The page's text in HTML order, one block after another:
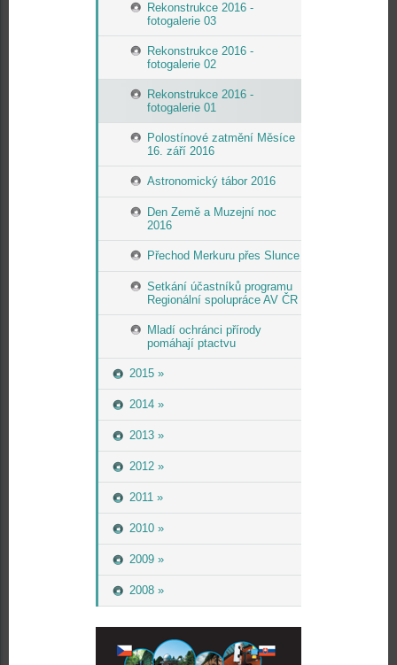
Rekonstrukce 2016 -
fotogalerie 03
Rekonstrukce 2016 -
fotogalerie 02
Rekonstrukce 2016 -
fotogalerie 01
Polostínové zatmění Měsíce
16. září 2016
Astronomický tábor 2016
Den Země a Muzejní noc
2016
Přechod Merkuru přes Slunce
Setkání účastníků programu
Regionální spolupráce AV ČR
Mladí ochránci přírody
pomáhají ptactvu
2015 »
2014 »
2013 »
2012 »
2011 »
2010 »
2009 »
2008 »